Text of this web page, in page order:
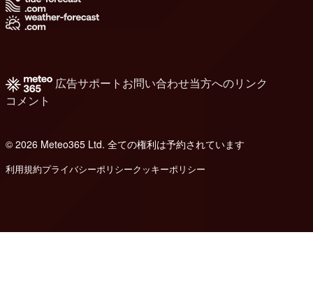
広告サポート お問い合わせ当方へのリンク
コメント
© 2026 Meteo365 Ltd. 全ての権利は予約されています
利用規約プライバシーポリシークッキーポリシー